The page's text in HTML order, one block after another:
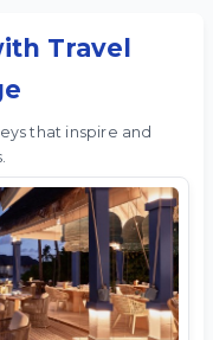
Travel
that inspire and